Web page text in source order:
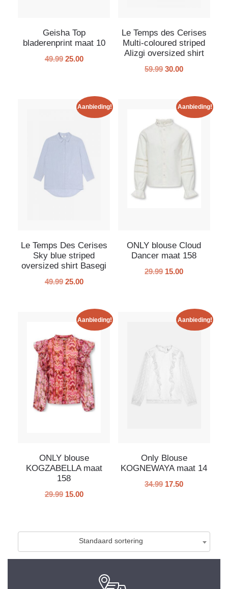
Geisha Top
bladerenprint maat 10
49.99 25.00
Le Temps des Cerises
Multi-coloured striped
Alizgi oversized shirt
59.99 30.00
Aanbieding!
Le Temps Des Cerises
Sky blue striped
oversized shirt Basegi
49.99 25.00
Aanbieding!
ONLY blouse Cloud
Dancer maat 158
29.99 15.00
Aanbieding!
ONLY blouse
KOGZABELLA maat
158
29.99 15.00
Aanbieding!
Only Blouse
KOGNEWAYA maat 14
34.99 17.50
Standaard sortering